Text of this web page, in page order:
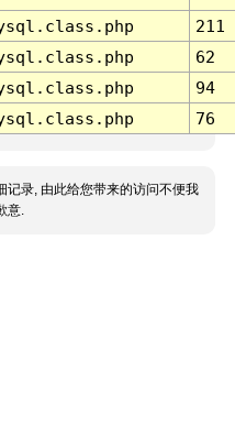
211
62
94
76
记录, 由此给您带来的访问不便我
意.